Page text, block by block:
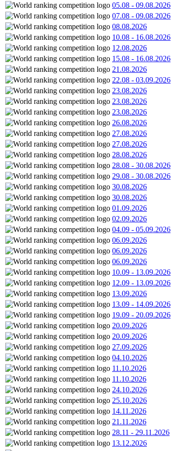
05.08 - 09.08.2026
07.08 - 09.08.2026
08.08.2026
10.08 - 16.08.2026
12.08.2026
15.08 - 16.08.2026
21.08.2026
22.08 - 03.09.2026
23.08.2026
23.08.2026
23.08.2026
26.08.2026
27.08.2026
27.08.2026
28.08.2026
28.08 - 30.08.2026
29.08 - 30.08.2026
30.08.2026
30.08.2026
01.09.2026
02.09.2026
04.09 - 05.09.2026
06.09.2026
06.09.2026
06.09.2026
10.09 - 13.09.2026
12.09 - 13.09.2026
13.09.2026
13.09 - 14.09.2026
19.09 - 20.09.2026
20.09.2026
20.09.2026
27.09.2026
04.10.2026
11.10.2026
11.10.2026
24.10.2026
25.10.2026
14.11.2026
21.11.2026
28.11 - 29.11.2026
13.12.2026